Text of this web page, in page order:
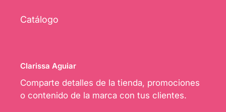
Catálogo
Clarissa Aguiar
Comparte detalles de la tienda, promociones
o contenido de la marca con tus clientes.